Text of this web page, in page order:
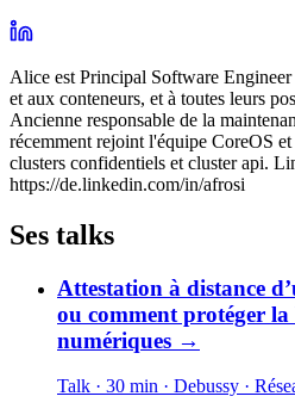
Alice est Principal Software
et aux conteneurs, et à toutes leurs
Ancienne responsable de la
récemment rejoint l'équipe CoreOS
clusters confidentiels et cluster api.
https://de.linkedin.com/in/afrosi
Ses talks
Attestation à distance
ou comment protéger la
numériques →
Talk · 30 min · Debussy ·